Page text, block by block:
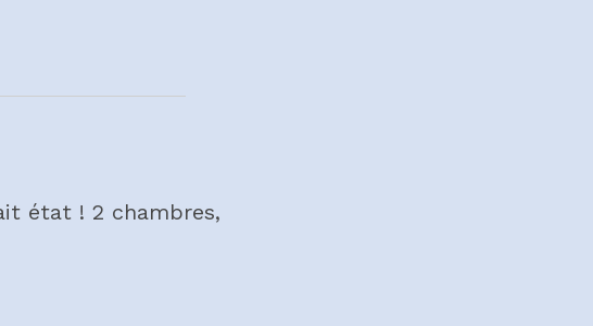
état ! 2 chambres,